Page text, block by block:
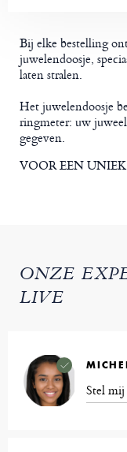
Bij elke bestelling
juwelendoosje,
laten stralen.
Het juwelendoosje
ringmeter: uw
gegeven.
VOOR EEN
ONZE
LIVE
Stel mij